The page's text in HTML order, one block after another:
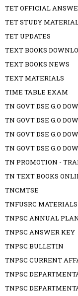
TET OFFICIAL
TET STUDY
TET UPDATES
TEXT BOOKS
TEXT BOOKS NEWS
TEXT MATERIALS
TIME TABLE EXAM
TN GOVT DSE G.O
TN GOVT DSE G.O
TN GOVT DSE G.O
TN GOVT DSE G.O
TN PROMOTION -
TN TEXT BOOKS
TNCMTSE
TNFUSRC MATERIALS
TNPSC ANNUAL
TNPSC ANSWER KEY
TNPSC BULLETIN
TNPSC CURRENT
TNPSC
TNPSC